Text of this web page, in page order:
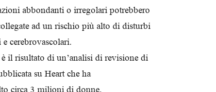
abbondanti o irregolari potrebbero
ad un rischio più alto di disturbi
e cerebrovascolari.
il risultato di un’analisi di revisione di
su Heart che ha
circa 3 milioni di donne.